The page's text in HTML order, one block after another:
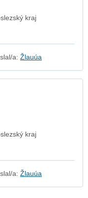
kraj
a: Žlauúa
kraj
a: Žlauúa